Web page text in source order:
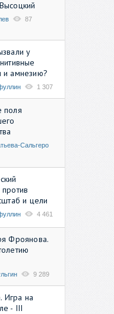
87
у
и амнезию?
1 307
поля
Сальгеро
и цели
4 461
Фроянова.
9 289
Игра на
- III